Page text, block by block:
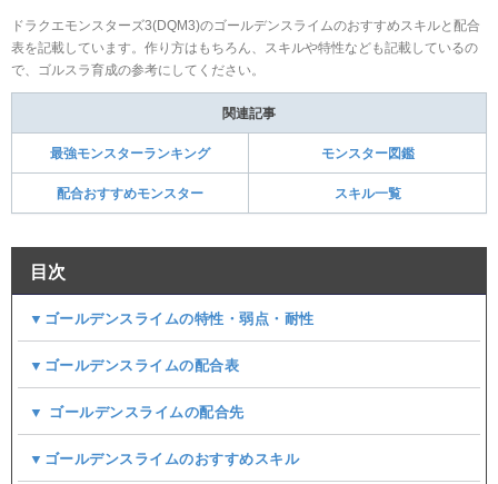
ドラクエモンスターズ3(DQM3)のゴールデンスライムのおすすめスキルと配合
表を記載しています。作り方はもちろん、スキルや特性なども記載しているの
で、ゴルスラ育成の参考にしてください。
関連記事
最強モンスターランキング モンスター図鑑
配合おすすめモンスター スキル一覧
目次
▼ゴールデンスライムの特性・弱点・耐性
▼ゴールデンスライムの配合表
▼ ゴールデンスライムの配合先
▼ゴールデンスライムのおすすめスキル